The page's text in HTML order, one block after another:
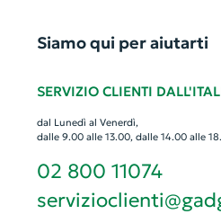
Siamo qui per aiutarti
SERVIZIO CLIENTI
dal Lunedì al Venerdì,
dalle 9.00 alle 13.00, dalle 14.00 alle
02 800 11074